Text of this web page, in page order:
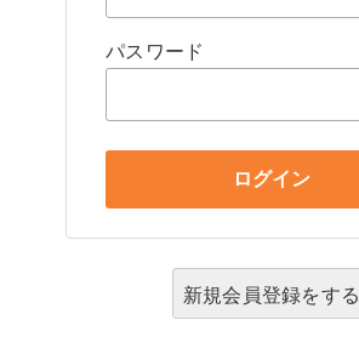
パスワード
新規会員登録をする